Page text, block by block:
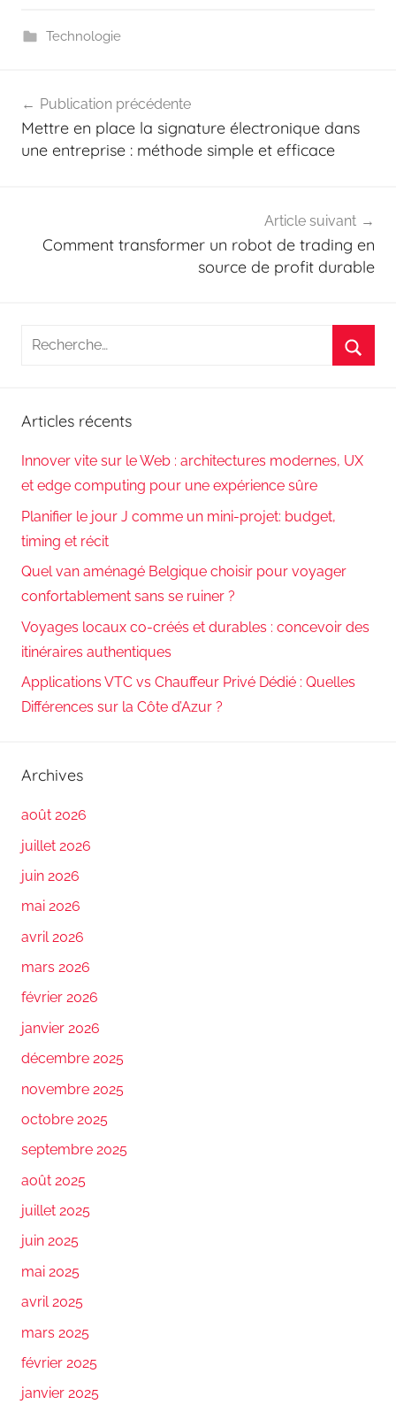
Technologie
de
l’article
Publication précédente
Mettre en place la signature électronique dans
une entreprise : méthode simple et efficace
Article suivant
Comment transformer un robot de trading en
source de profit durable
Recherche
Articles récents
Innover vite sur le Web : architectures modernes, UX
et edge computing pour une expérience sûre
Planifier le jour J comme un mini-projet: budget,
timing et récit
Quel van aménagé Belgique choisir pour voyager
confortablement sans se ruiner ?
Voyages locaux co-créés et durables : concevoir des
itinéraires authentiques
Applications VTC vs Chauffeur Privé Dédié : Quelles
Différences sur la Côte d’Azur ?
Archives
août 2026
juillet 2026
juin 2026
mai 2026
avril 2026
mars 2026
février 2026
janvier 2026
décembre 2025
novembre 2025
octobre 2025
septembre 2025
août 2025
juillet 2025
juin 2025
mai 2025
avril 2025
mars 2025
février 2025
janvier 2025